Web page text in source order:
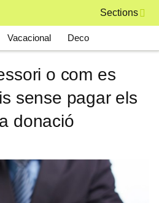
Sections
Vacacional Deco
o com es
sense pagar els
donació